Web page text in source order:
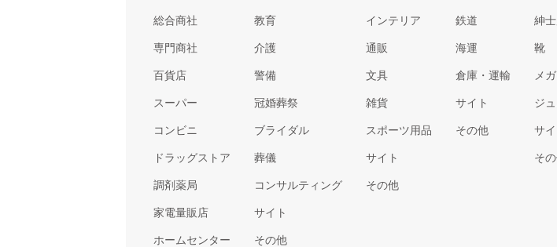
総合商社
専門商社
百貨店
スーパー
コンビニ
ドラッグストア
調剤薬局
家電量販店
ホームセンター
教育
介護
警備
冠婚葬祭
ブライダル
葬儀
コンサルティング
サイト
その他
インテリア
通販
文具
雑貨
スポーツ用品
サイト
その他
鉄道
海運
倉庫・運輸
サイト
その他
紳
靴
メ
ジ
サイ
そ